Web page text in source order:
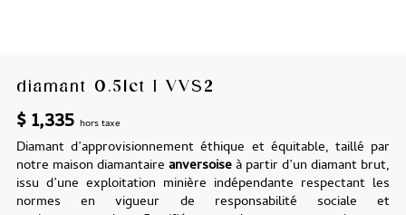
diamant 0.51ct I VVS2
$1,335 hors taxe
Diamant d’approvisionnement éthique et équitable, taillé par
notre maison diamantaire anversoiseà partir d’un diamant brut,
issu d’une exploitation minière indépendante respectant les
normes en vigueur de responsabilité sociale et